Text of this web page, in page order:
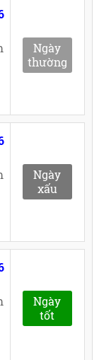
Ngày
thường
Ngày
xấu
Ngày
tốt